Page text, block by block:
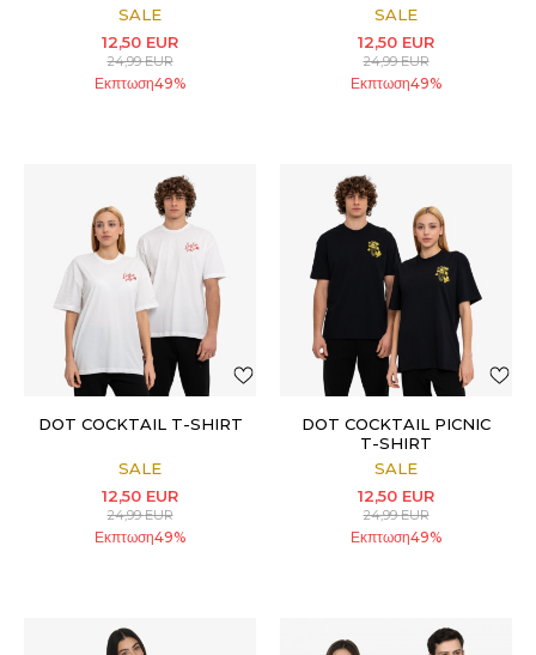
SALE
12,50 EUR
24,99EUR
Εκπτωση49%
SALE
12,50 EUR
24,99EUR
Εκπτωση49%
DOT COCKTAIL T-SHIRT
SALE
12,50 EUR
24,99EUR
Εκπτωση49%
DOT COCKTAIL PICNIC
T-SHIRT
SALE
12,50 EUR
24,99EUR
Εκπτωση49%